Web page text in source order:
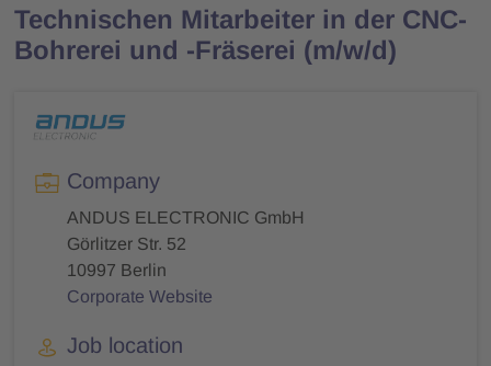
Technischen Mitarbeiter in der CNC-
Bohrerei und -Fräserei (m/w/d)
Company
ANDUS ELECTRONIC GmbH
Görlitzer Str. 52
10997 Berlin
Corporate Website
Job location